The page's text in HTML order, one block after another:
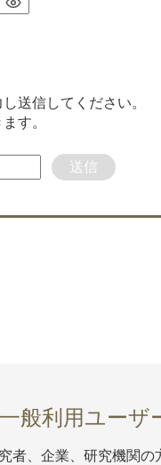
送信してください。
す。
送信
一般利用ユーザ
者、企業、研究機関の